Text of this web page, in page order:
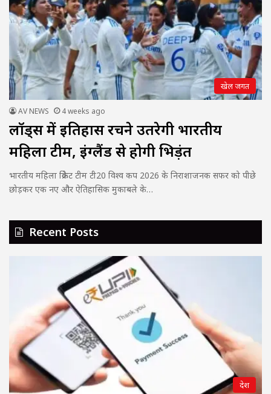
खेल जगत
AV NEWS 4 weeks ago
लॉर्ड्स में इतिहास रचने उतरेगी भारतीय
महिला टीम, इंग्लैंड से होगी भिड़ंत
भारतीय महिला क्रिकेट टीम टी20 विश्व कप 2026 के निराशाजनक सफर को पीछे
छोड़कर एक नए और ऐतिहासिक मुकाबले के…
Recent Posts
देश